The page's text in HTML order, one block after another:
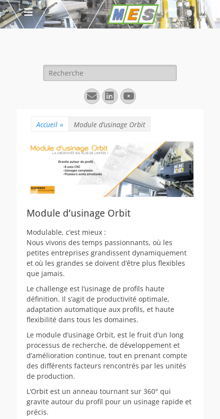
Rechercher :
E-
mail
Linkedin
YouTube
Accueil » Module d’usinage Orbit
Module d’usinage Orbit
Modulable, c‘est mieux :
Nous vivons des temps passionnants, où les
petites entreprises grandissent dynamiquement
et où les grandes se doivent d‘être plus flexibles
que jamais.
Le challenge est l‘usinage de profils haute
définition. Il s’agit de productivité optimale,
adaptation automatique aux profils, et haute
flexibilité dans tous les domaines.
Le module d’usinage Orbit, est le fruit d’un long
processus de recherche, de développement et
d’amélioration continue, tout en prenant compte
des différents facteurs rencontrés par les unités
de production.
L‘Orbit est un anneau tournant sur 360° qui
gravite autour du profil pour un usinage rapide et
précis.